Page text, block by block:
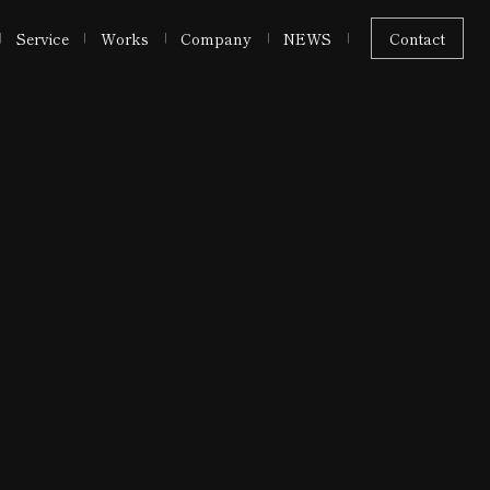
Service Works Company NEWS Contact